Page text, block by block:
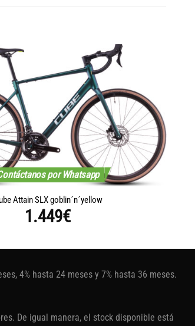
por Whatsapp
Attain SLX goblin´n´yellow
1.449€
4% hasta 24 meses y 7% hasta 36 meses.
De igual manera, el stock disponible está